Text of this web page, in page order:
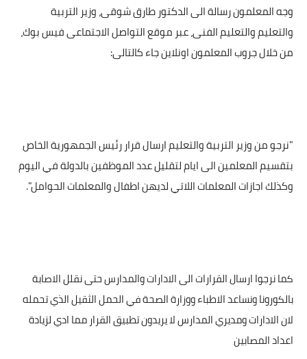
وجه المعلمون رسالة الى الدكتور طارق شوقى، وزير التربية
والتعليم والتعليم الفنى، عبر موقع التواصل الاجتماعى فيس بوك،
من خلال جروب المعلمون اونلاين جاء كالتالى:
"نرجو من وزير التربية والتعليم ارسال قرار رئيس الجمهورية الخاص
بتقسيم المعلمين الى ايام لتقليل عدد الموظفين بالدولة في اليوم
وكذلك اجازات المعلمات اللاتي لديهن اطفال والمعلمات الحوامل".
كما نرجوا ارسال القرارات الى الادارات والمدارس حتى نقلل الاصابة
بالكورونا ونساعد الاطباء ووزارة الصحة في الحمل الثقيل الذي تحمله
لان الادارات ومديري المدارس لا يريدون تطبيق القرار مما ادي لزيادة
اعداد المصابين